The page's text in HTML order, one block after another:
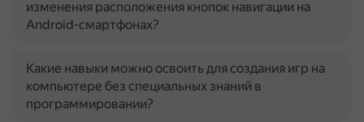
изменения расположения кнопок навигации на
Android-смартфонах?
Какие навыки можно освоить для создания игр на
компьютере без специальных знаний в
программировании?